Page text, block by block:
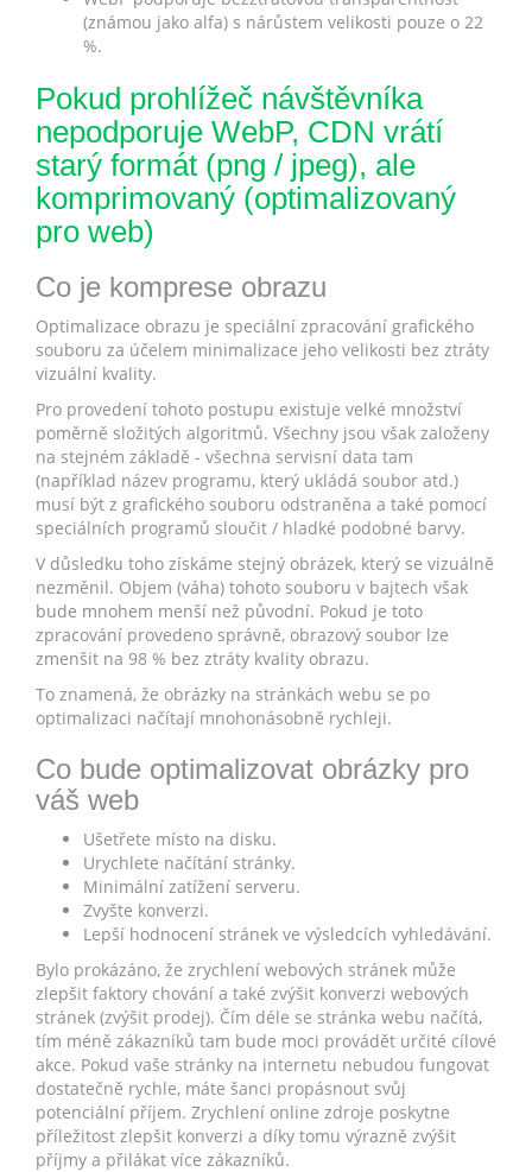
(známou jako alfa) s nárůstem velikosti pouze o 22
%.
Pokud prohlížeč návštěvníka
nepodporuje WebP, CDN vrátí
starý formát (png / jpeg), ale
komprimovaný (optimalizovaný
pro web)
Co je komprese obrazu
Optimalizace obrazu je speciální zpracování grafického
souboru za účelem minimalizace jeho velikosti bez ztráty
vizuální kvality.
Pro provedení tohoto postupu existuje velké množství
poměrně složitých algoritmů. Všechny jsou však založeny
na stejném základě - všechna servisní data tam
(například název programu, který ukládá soubor atd.)
musí být z grafického souboru odstraněna a také pomocí
speciálních programů sloučit / hladké podobné barvy.
V důsledku toho získáme stejný obrázek, který se vizuálně
nezměnil. Objem (váha) tohoto souboru v bajtech však
bude mnohem menší než původní. Pokud je toto
zpracování provedeno správně, obrazový soubor lze
zmenšit na 98 % bez ztráty kvality obrazu.
To znamená, že obrázky na stránkách webu se po
optimalizaci načítají mnohonásobně rychleji.
Co bude optimalizovat obrázky pro
váš web
Ušetřete místo na disku.
Urychlete načítání stránky.
Minimální zatížení serveru.
Zvyšte konverzi.
Lepší hodnocení stránek ve výsledcích vyhledávání.
Bylo prokázáno, že zrychlení webových stránek může
zlepšit faktory chování a také zvýšit konverzi webových
stránek (zvýšit prodej). Čím déle se stránka webu načítá,
tím méně zákazníků tam bude moci provádět určité cílové
akce. Pokud vaše stránky na internetu nebudou fungovat
dostatečně rychle, máte šanci propásnout svůj
potenciální příjem. Zrychlení online zdroje poskytne
příležitost zlepšit konverzi a díky tomu výrazně zvýšit
příjmy a přilákat více zákazníků.